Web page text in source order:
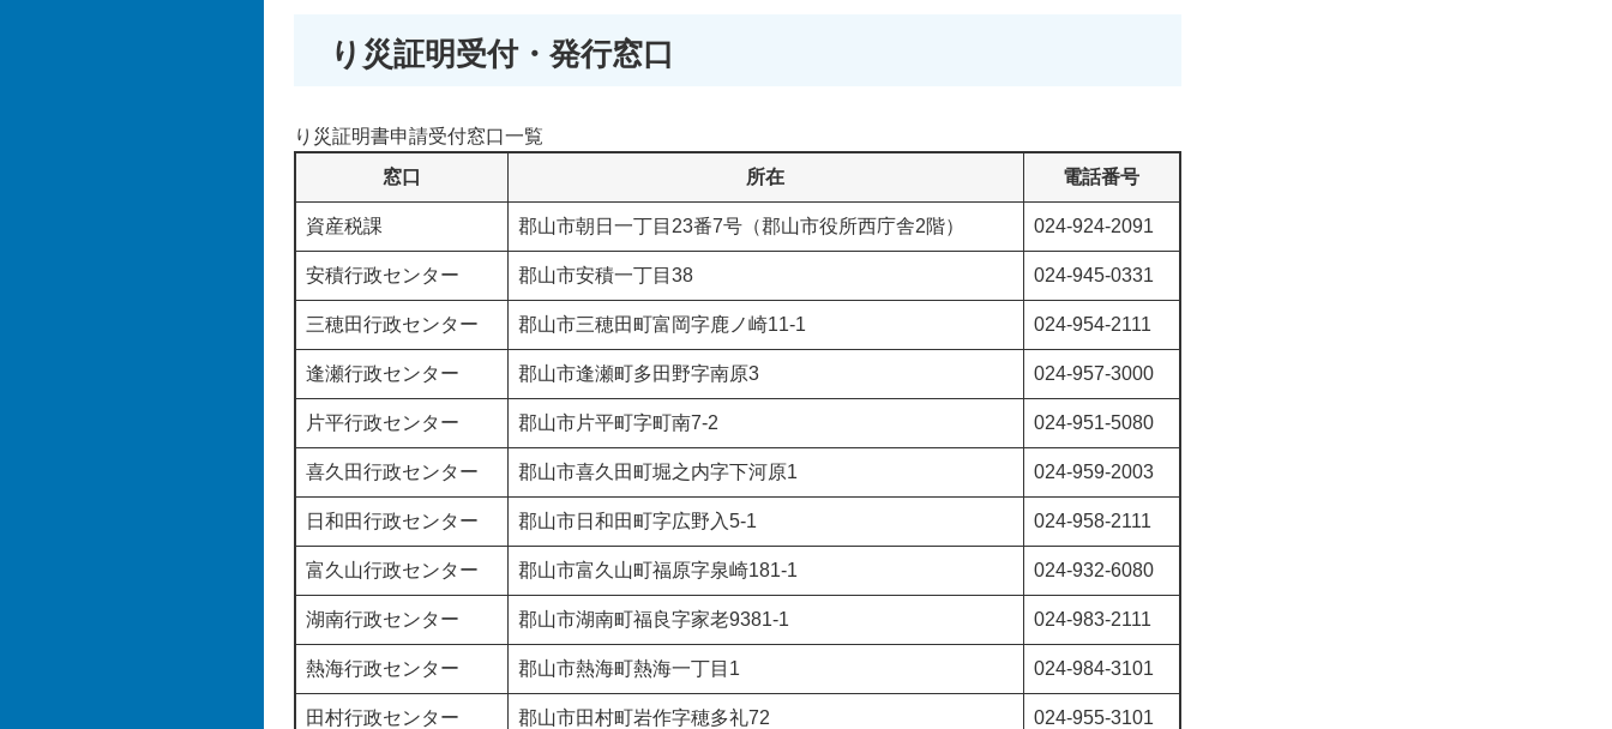
り災証明受付・発行窓口
り災証明書申請受付窓口一覧
窓口
所在 電話番号
資産税課 郡山市朝日一丁目23番7号（郡山市役所西庁舎2階） 024-924-2091
安積行政センター 郡山市安積一丁目38 024-945-0331
三穂田行政センター 郡山市三穂田町富岡字鹿ノ崎11-1 024-954-2111
逢瀬行政センター 郡山市逢瀬町多田野字南原3 024-957-3000
片平行政センター 郡山市片平町字町南7-2 024-951-5080
喜久田行政センター 郡山市喜久田町堀之内字下河原1 024-959-2003
日和田行政センター 郡山市日和田町字広野入5-1 024-958-2111
富久山行政センター 郡山市富久山町福原字泉崎181-1 024-932-6080
湖南行政センター 郡山市湖南町福良字家老9381-1 024-983-2111
熱海行政センター 郡山市熱海町熱海一丁目1 024-984-3101
田村行政センター 郡山市田村町岩作字穂多礼72 024-955-3101